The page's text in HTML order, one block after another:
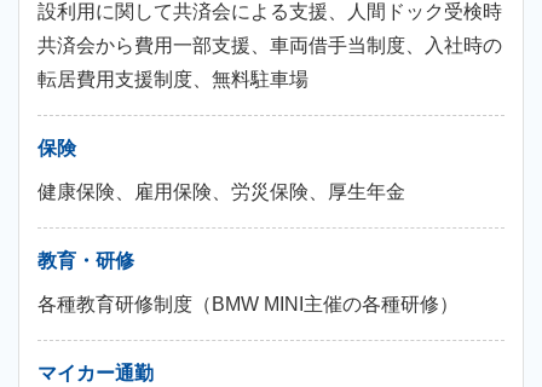
設利用に関して共済会による支援、人間ドック受検時
共済会から費用一部支援、車両借手当制度、入社時の
転居費用支援制度、無料駐車場
保険
健康保険、雇用保険、労災保険、厚生年金
教育・研修
各種教育研修制度（BMW MINI主催の各種研修）
マイカー通勤